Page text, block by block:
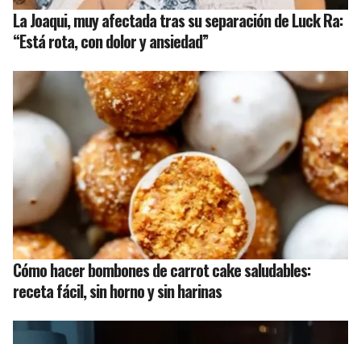
La Joaqui, muy afectada tras su separación de Luck Ra:
“Está rota, con dolor y ansiedad”
Cómo hacer bombones de carrot cake saludables:
receta fácil, sin horno y sin harinas